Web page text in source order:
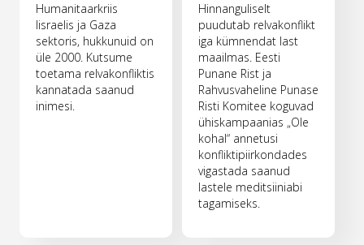
Humanitaarkriis
Iisraelis ja Gaza
sektoris, hukkunuid on
üle 2000. Kutsume
toetama relvakonfliktis
kannatada saanud
inimesi.
Hinnanguliselt
puudutab relvakonflikt
iga kümnendat last
maailmas. Eesti
Punane Rist ja
Rahvusvaheline Punase
Risti Komitee koguvad
ühiskampaanias „Ole
kohal“ annetusi
konfliktipiirkondades
vigastada saanud
lastele meditsiiniabi
tagamiseks.